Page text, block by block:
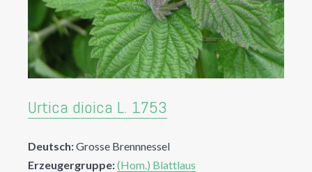
Urtica dioica L. 1753
Deutsch:Grosse Brennnessel
Erzeugergruppe:(Hom.) Blattlaus